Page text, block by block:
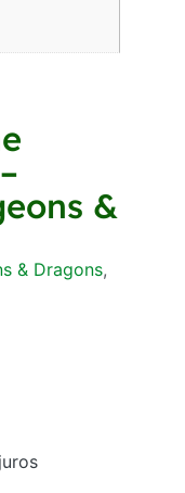
&
& Dragons,